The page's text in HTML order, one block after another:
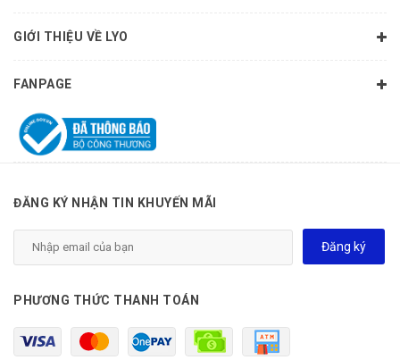
GIỚI THIỆU VỀ LYO
FANPAGE
ĐĂNG KÝ NHẬN TIN KHUYẾN MÃI
Đăng ký
PHƯƠNG THỨC THANH TOÁN